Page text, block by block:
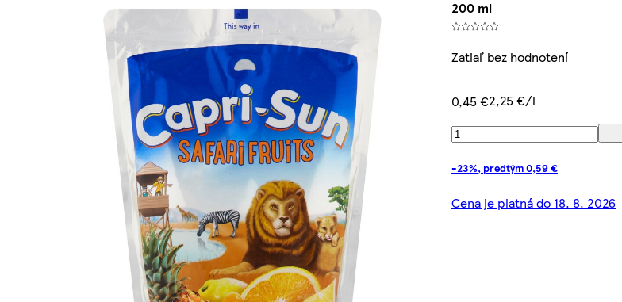
200 ml
Zatiaľ bez hodnotení
0,45 €2,25 €/l
-23%, predtým 0,59 €
Cena je platná do 18. 8. 2026